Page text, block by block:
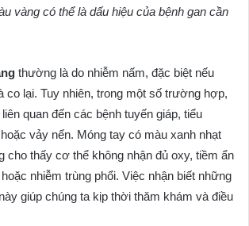
vàng có thể là dấu hiệu của bệnh gan cần
thường là do nhiễm nấm, đặc biệt nếu
co lại. Tuy nhiên, trong một số trường hợp,
quan đến các bệnh tuyến giáp, tiểu
vảy nến. Móng tay có màu xanh nhạt
cho thấy cơ thể không nhận đủ oxy, tiềm ẩn
nhiễm trùng phổi. Việc nhận biết những
giúp chúng ta kịp thời thăm khám và điều